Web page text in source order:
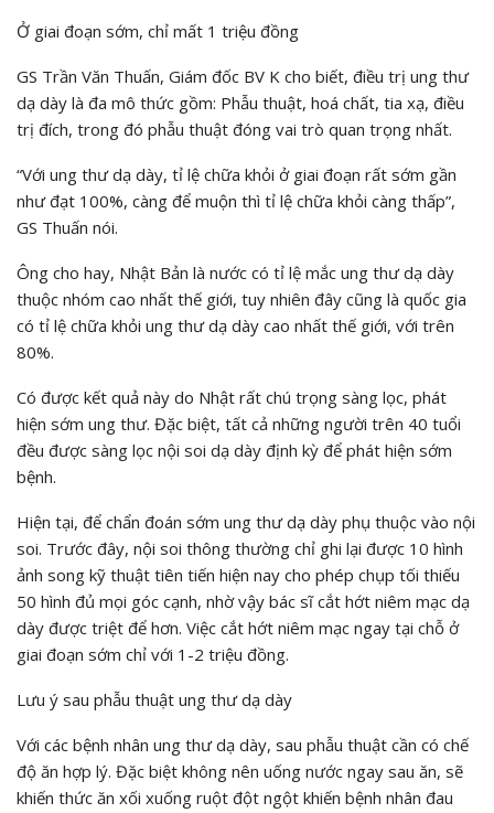
Ở giai đoạn sớm, chỉ mất 1 triệu đồng
GS Trần Văn Thuấn, Giám đốc BV K cho biết, điều trị ung thư
dạ dày là đa mô thức gồm: Phẫu thuật, hoá chất, tia xạ, điều
trị đích, trong đó phẫu thuật đóng vai trò quan trọng nhất.
“Với ung thư dạ dày, tỉ lệ chữa khỏi ở giai đoạn rất sớm gần
như đạt 100%, càng để muộn thì tỉ lệ chữa khỏi càng thấp”,
GS Thuấn nói.
Ông cho hay, Nhật Bản là nước có tỉ lệ mắc ung thư dạ dày
thuộc nhóm cao nhất thế giới, tuy nhiên đây cũng là quốc gia
có tỉ lệ chữa khỏi ung thư dạ dày cao nhất thế giới, với trên
80%.
Có được kết quả này do Nhật rất chú trọng sàng lọc, phát
hiện sớm ung thư. Đặc biệt, tất cả những người trên 40 tuổi
đều được sàng lọc nội soi dạ dày định kỳ để phát hiện sớm
bệnh.
Hiện tại, để chẩn đoán sớm ung thư dạ dày phụ thuộc vào nội
soi. Trước đây, nội soi thông thường chỉ ghi lại được 10 hình
ảnh song kỹ thuật tiên tiến hiện nay cho phép chụp tối thiếu
50 hình đủ mọi góc cạnh, nhờ vậy bác sĩ cắt hớt niêm mạc dạ
dày được triệt để hơn. Việc cắt hớt niêm mạc ngay tại chỗ ở
giai đoạn sớm chỉ với 1-2 triệu đồng.
Lưu ý sau phẫu thuật ung thư dạ dày
Với các bệnh nhân ung thư dạ dày, sau phẫu thuật cần có chế
độ ăn hợp lý. Đặc biệt không nên uống nước ngay sau ăn, sẽ
khiến thức ăn xối xuống ruột đột ngột khiến bệnh nhân đau